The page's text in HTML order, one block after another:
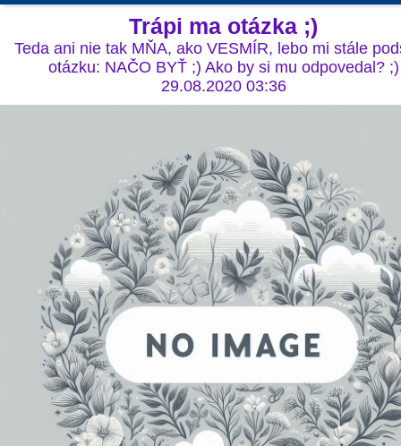
Trápi ma otázka ;)
Teda ani nie tak MŇA, ako VESMÍR, lebo mi stále
otázku: NAČO BYŤ ;) Ako by si mu odpovedal? ;)
29.08.2020 03:36